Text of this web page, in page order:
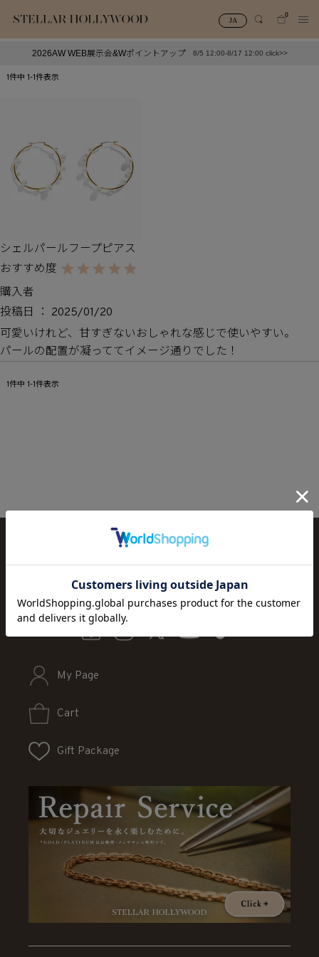
JA
0
2026AW WEB展示会&Wポイントアップ 8/5 12:00-8/17 12:00 click>>
1件中 1-1件表示
シェルパールフープピアス
購入者
投稿日
2025/01/20
可愛いけれど、甘すぎないおしゃれな感じで使いやすい。
パールの配置が凝っててイメージ通りでした！
1件中 1-1件表示
My Page
Cart
Gift Package